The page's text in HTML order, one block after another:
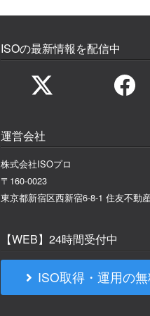
ISOの最新情報を配信中
運営会社
株式会社ISOプロ
〒160-0023
東京都新宿区西新宿6-8-1 住友不動
【WEB】24時間受付中
ISO取得・運用の